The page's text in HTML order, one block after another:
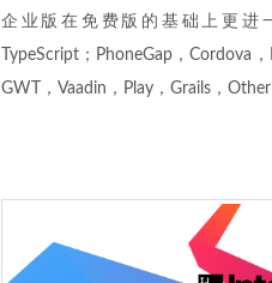
企业版在免费版的基础上更进一
TypeScript；PhoneGap，Cordova
GWT，Vaadin，Play，Grails，